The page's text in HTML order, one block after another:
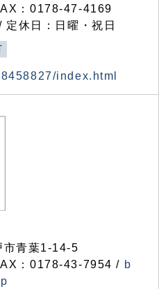
：0178-47-4169
休日：日曜・祝日
index.html
青葉1-14-5
：0178-43-7954 / b